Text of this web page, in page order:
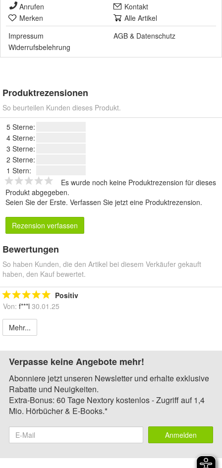
Anrufen
Kontakt
Merken
Alle Artikel
Impressum
AGB & Datenschutz
Widerrufsbelehrung
Produktrezensionen
So beurteilen Kunden dieses Produkt.
5 Sterne:
4 Sterne:
3 Sterne:
2 Sterne:
1 Stern:
Es wurde noch keine Produktrezension für dieses
Produkt abgegeben.
Seien Sie der Erste. Verfassen Sie jetzt eine Produktrezension.
Rezension verfassen
Bewertungen
So haben Kunden, die den Artikel bei diesem Verkäufer gekauft
haben, den Kauf bewertet.
Positiv
Von: f***l 30.01.25
Mehr...
Verpasse keine Angebote mehr!
Abonniere jetzt unseren Newsletter und erhalte exklusive
Rabatte und Neuigkeiten.
Extra-Bonus: 60 Tage Nextory kostenlos - Zugriff auf 1,4
Mio. Hörbücher & E-Books.*
Anmelden